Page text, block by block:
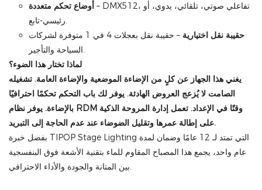
أوضاع تحكم متعددة– DMX512، تفاعلي صوتي، تلقائي، يدوي، أو
رئيسي-تابع.
حقيبة نقل اختيارية
– حقيبة نقل بعجلات 4 في 1 متوفرة لشركات
السياحة والتأجير.
لماذا تختار هذا الضوء؟
يغني هذا الجهاز عن كلٍ من الإضاءة الموضعية والإضاءة العامة. تشغيله
الصامت لا يُزعج العروض الهادئة. يوفر لك باب التحكم تحكمًا احترافيًا
بالإضاءة. يوفر نظام RDM وقتًا في الإعداد. تعمل إدارة المروحة الذكية
على إطالة عمرها وتقليل الضوضاء عند عدم الحاجة إلى التبريد.
بفضل خبرة TIPOP Stage Lighting التي تمتد لـ 12 عامًا وضمان لمدة
عام واحد، يجمع هذا المصباح المقاوم للماء بتقنية الأشعة فوق البنفسجية
بين المتانة والجودة والأداء الاحترافي.